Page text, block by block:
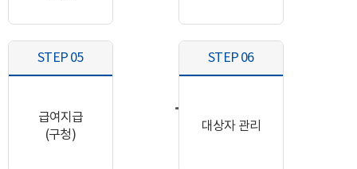
STEP 05
급여지급
(구청)
STEP 06
대상자 관리